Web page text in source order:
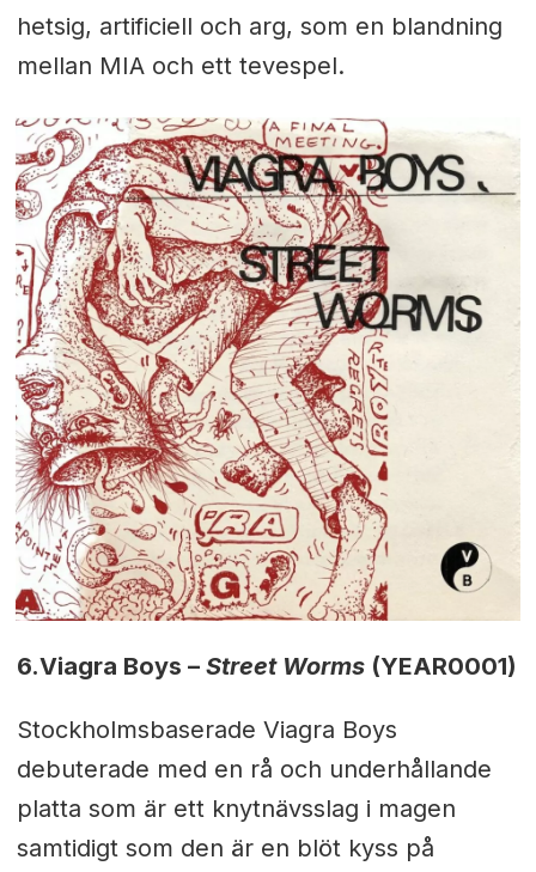
hetsig, artificiell och arg, som en blandning
mellan MIA och ett tevespel.
6.Viagra Boys – Street Worms(YEAR0001)
Stockholmsbaserade Viagra Boys
debuterade med en rå och underhållande
platta som är ett knytnävsslag i magen
samtidigt som den är en blöt kyss på